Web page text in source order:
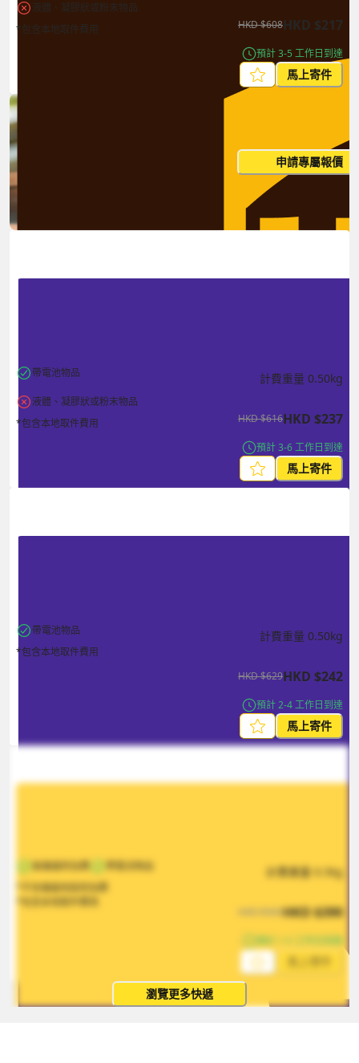
液體、凝膠狀或粉末物品
*包含本地取件費用
HKD$608HKD $217
預計 3-5 工作日到達
馬上寄件
申請專屬報價
帶電池物品
液體、凝膠狀或粉末物品
*包含本地取件費用
計費重量 0.50kg
HKD$616HKD $237
預計 3-6 工作日到達
馬上寄件
帶電池物品
*包含本地取件費用
計費重量 0.50kg
HKD$629HKD $242
預計 2-4 工作日到達
馬上寄件
無偏遠附加費
帶電池物品
*不含偏遠地區附加費
*包含本地取件費用
計費重量 0.5kg
585HKD$390
預計 1-5 工作日到達
瀏覽更多快遞